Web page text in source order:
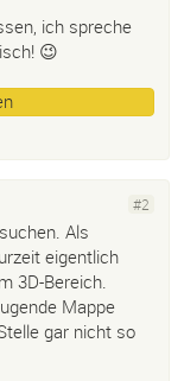
ich spreche
😉
#2
Als
eigentlich
3D-Bereich.
Mappe
gar nicht so